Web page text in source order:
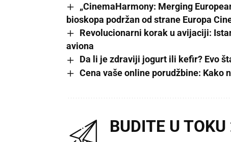
„CinemaHarmony: Merging
bioskopa podržan od strane Europa
Revolucionarni korak u avijaciji:
aviona
Da li je zdraviji jogurt ili kefir? Evo
Cena vaše online porudžbine:
BUDITE U